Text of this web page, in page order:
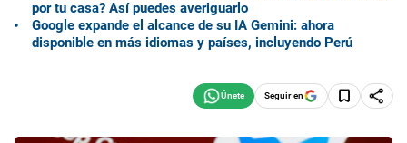
por tu casa? Así puedes averiguarlo
Google expande el alcance de su IA Gemini: ahora
disponible en más idiomas y países, incluyendo Perú
Seguir en